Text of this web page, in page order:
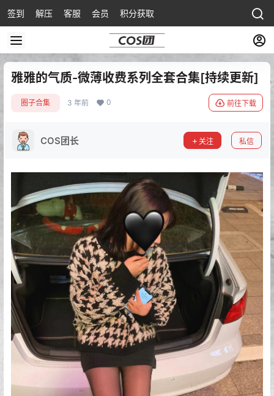
签到 解压 客服 会员 积分获取
雅雅的气质-微薄收费系列全套合集[持续更新]
圈子合集 3 年前 0 前往下载
COS团长 关注 私信